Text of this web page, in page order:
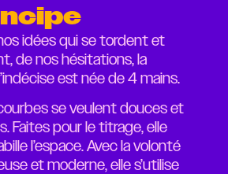
idées qui se tordent et
de nos hésitations, la
est née de 4 mains.
se veulent douces et
Faites pour le titrage, elle
l’espace. Avec la volonté
et moderne, elle s’utilise